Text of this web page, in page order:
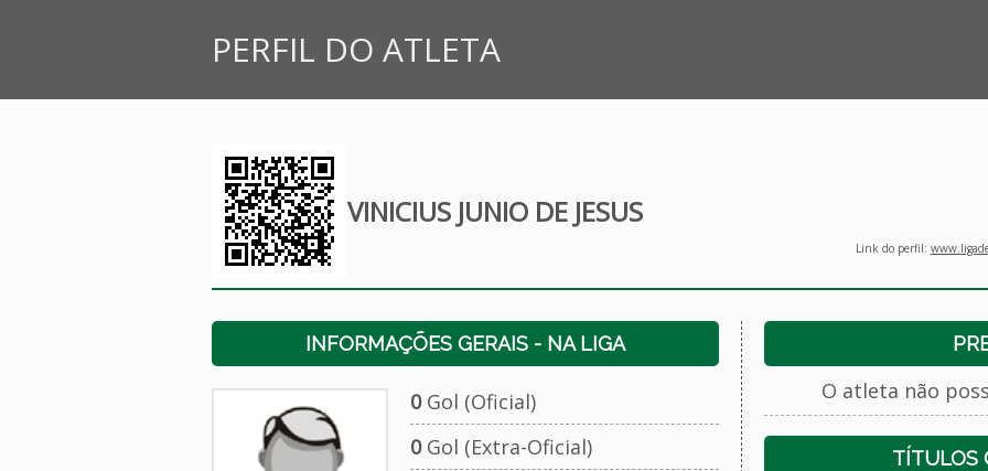
PERFIL DO ATLETA
VINICIUS JUNIO DE JESUS
Link do perfil:
INFORMAÇÕES GERAIS - NA LIGA
0Gol (Oficial)
0Gol (Extra-Oficial)
O atleta não
TÍTULOS